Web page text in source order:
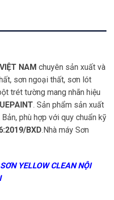
NAM chuyên sản xuất và
sơn ngoại thất, sơn lót
trét tường mang nhãn hiệu
. Sản phẩm sản xuất
phù hợp với quy chuẩn kỹ
BXD.Nhà máy Sơn
YELLOW CLEAN NỘI